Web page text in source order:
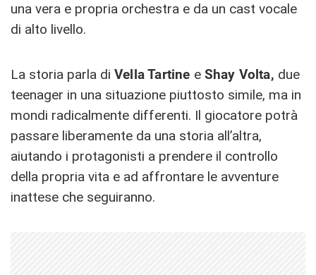
una vera e propria orchestra e da un cast vocale
di alto livello.
La storia parla di Vella Tartine e Shay Volta, due
teenager in una situazione piuttosto simile, ma in
mondi radicalmente differenti. Il giocatore potrà
passare liberamente da una storia all’altra,
aiutando i protagonisti a prendere il controllo
della propria vita e ad affrontare le avventure
inattese che seguiranno.